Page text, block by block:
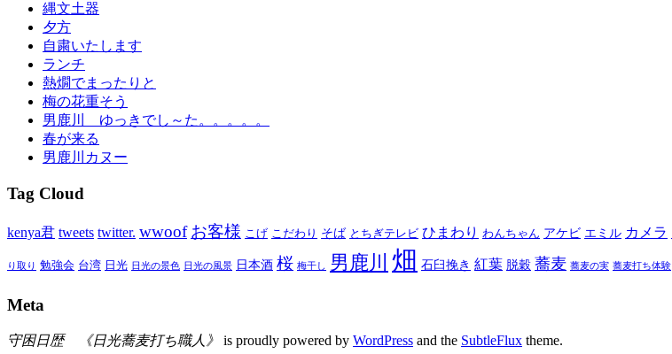
縄文土器
夕方
自粛いたします
ランチ
熱燗でまったりと
梅の花重そう
男鹿川 ゆっきでし～た。。。。。
春が来る
男鹿川カヌー
Tag Cloud
kenya君 tweets twitter. wwoof お客様 こげ こだわり そば とちぎテレビ ひまわり わんちゃん アケビ エミル カメラ
り取り 勉強会 台湾 日光 日光の景色 日光の風景 日本酒 桜 梅干し 男鹿川 畑 石臼挽き 紅葉 脱穀 蕎麦 蕎麦の実 蕎麦打ち体験
Meta
守困日歴 《日光蕎麦打ち職人》 is proudly powered by WordPress and the SubtleFlux theme.